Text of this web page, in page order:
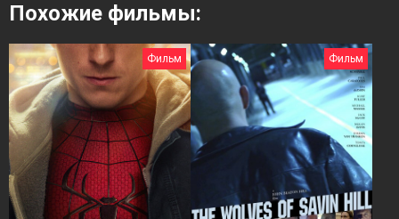
Похожие фильмы:
Фильм Фильм